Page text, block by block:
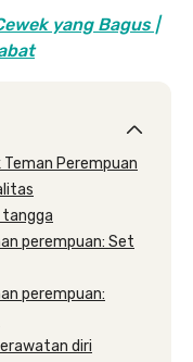
yang Bagus |
Teman Perempuan
perempuan: Set
perempuan:
diri